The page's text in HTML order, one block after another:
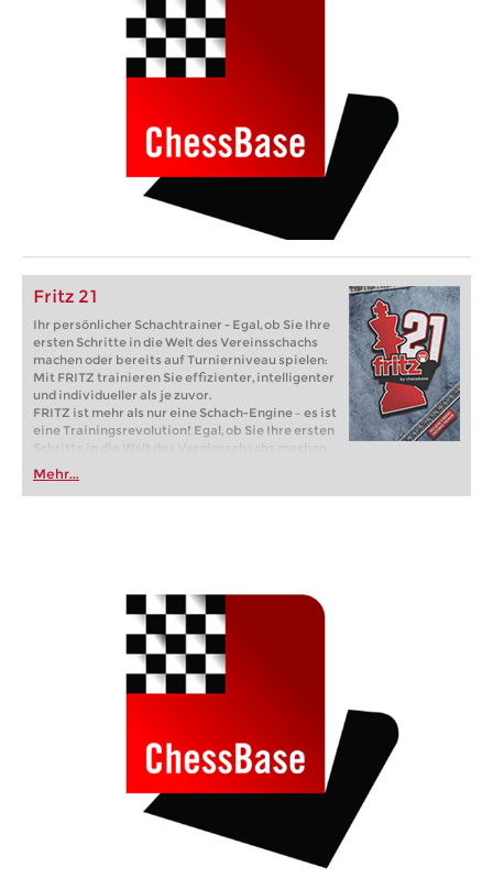
Fritz 21
Ihr persönlicher Schachtrainer - Egal, ob Sie Ihre
ersten Schritte in die Welt des Vereinsschachs
machen oder bereits auf Turnierniveau spielen:
Mit FRITZ trainieren Sie effizienter, intelligenter
und individueller als je zuvor.
FRITZ ist mehr als nur eine Schach-Engine – es ist
eine Trainingsrevolution! Egal, ob Sie Ihre ersten
Schritte in die Welt des Vereinsschachs machen
oder bereits auf Turnierniveau spielen: Mit
FRITZ trainieren Sie effizienter, intelligenter und
individueller als je zuvor.
Mehr...